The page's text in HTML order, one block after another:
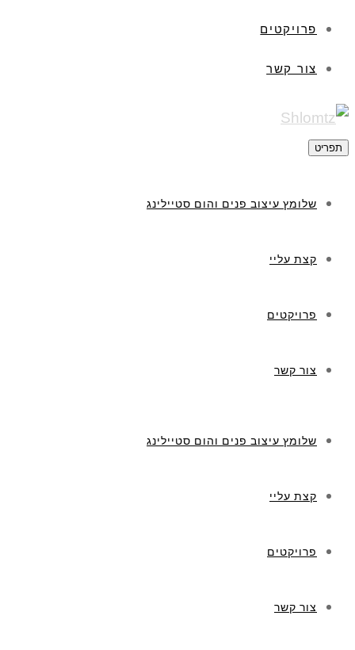
פרויקטים
צור קשר
תפריט
שלומץ עיצוב פנים והום סטיילינג
קצת עליי
פרויקטים
צור קשר
שלומץ עיצוב פנים והום סטיילינג
קצת עליי
פרויקטים
צור קשר